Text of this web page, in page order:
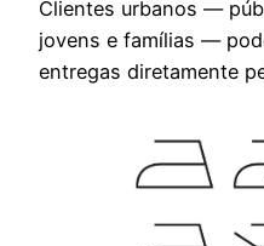
Clientes urbanos —
jovens e famílias —
entregas diretamente